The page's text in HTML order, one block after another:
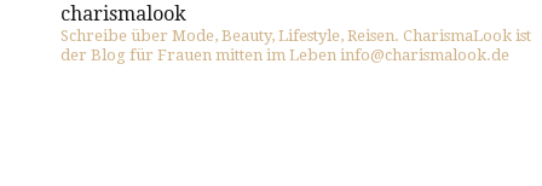
charismalook
Schreibe über Mode, Beauty, Lifestyle, Reisen. CharismaLook ist
der Blog für Frauen mitten im Leben info@charismalook.de